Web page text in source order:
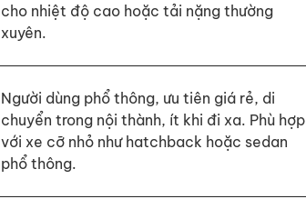
cho nhiệt độ cao hoặc tải nặng thường
xuyên.
Người dùng phổ thông, ưu tiên giá rẻ, di
chuyển trong nội thành, ít khi đi xa. Phù hợp
với xe cỡ nhỏ như hatchback hoặc sedan
phổ thông.